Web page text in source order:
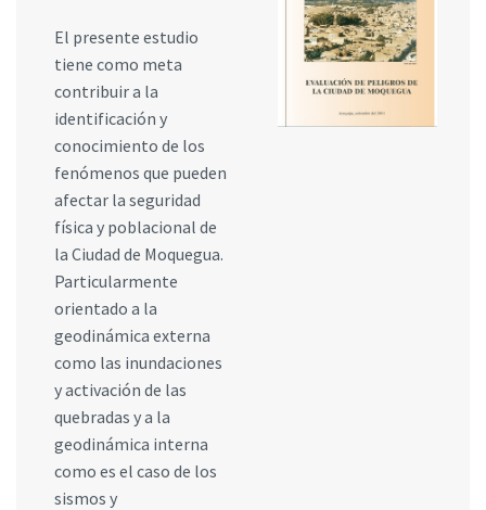
El presente estudio
tiene como meta
contribuir a la
identificación y
conocimiento de los
fenómenos que pueden
afectar la seguridad
física y poblacional de
la Ciudad de Moquegua.
Particularmente
orientado a la
geodinámica externa
como las inundaciones
y activación de las
quebradas y a la
geodinámica interna
como es el caso de los
sismos y